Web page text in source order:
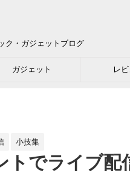
ク・ガジェットブログ
ガジェット レ
小技集
トでライブ配